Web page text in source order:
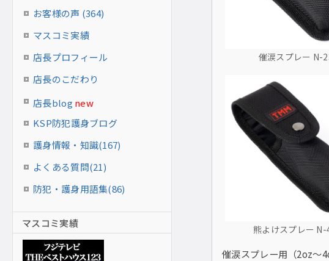
催涙スプレー N-
熊よけスプレー N-
催涙スプレー用（2oz〜
お客様の声 (364)
マスコミ実績
店長プロフィール
店長のこだわり
店長blog new
KSP防犯護身ブログ
護身情報・知識(167)
よくある質問(21)
防犯・護身用語集(86)
マスコミ実績